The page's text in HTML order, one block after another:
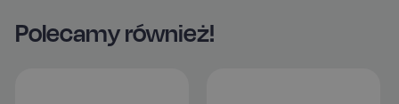
Polecamy również!